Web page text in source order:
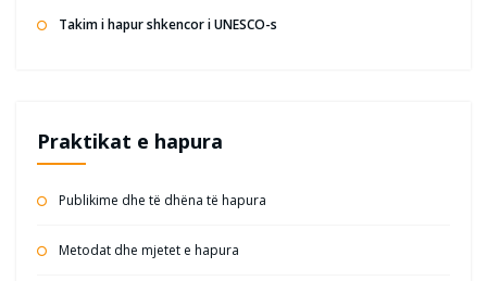
Takim i hapur shkencor i UNESCO-s
Praktikat e hapura
Publikime dhe të dhëna të hapura
Metodat dhe mjetet e hapura